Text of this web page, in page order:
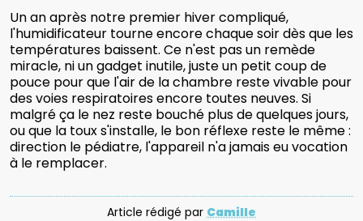
Un an après notre premier hiver compliqué,
l'humidificateur tourne encore chaque soir dès que les
températures baissent. Ce n'est pas un remède
miracle, ni un gadget inutile, juste un petit coup de
pouce pour que l'air de la chambre reste vivable pour
des voies respiratoires encore toutes neuves. Si
malgré ça le nez reste bouché plus de quelques jours,
ou que la toux s'installe, le bon réflexe reste le même :
direction le pédiatre, l'appareil n'a jamais eu vocation
à le remplacer.
Article rédigé par Camille